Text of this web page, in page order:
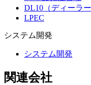
DL10（ディーラー
LPEC
システム開発
システム開発
関連会社